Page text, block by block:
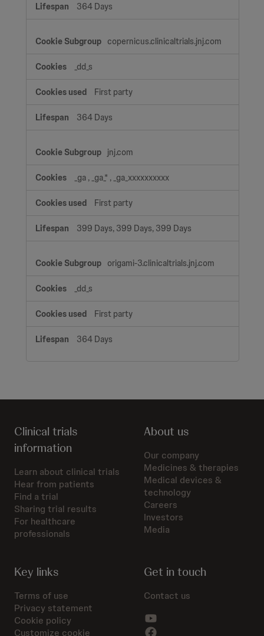
364 Days
copernicus.clinicaltrials.jnj.com
_dd_s
First party
364 Days
jnj.com
_ga , _ga_* , _ga_xxxxxxxxxx
First party
399 Days, 399 Days, 399 Days
origami-3.clinicaltrials.jnj.com
_dd_s
First party
364 Days
Clinical trials
information
Learn about clinical trials
Hear from patients
Find a trial
Sharing trial results
For healthcare
professionals
About us
Our company
Medicines & therapies
Medical devices &
technology
Careers
Investors
Media
Key links
Terms of use
Privacy statement
Cookie policy
Customize cookie
Get in touch
Contact us